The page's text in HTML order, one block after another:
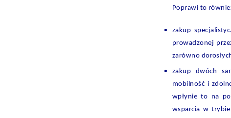
Poprawi to
zakup
prowadzonej
zarówno
zakup dwóch
mobilność i
wpłynie to na
wsparcia w